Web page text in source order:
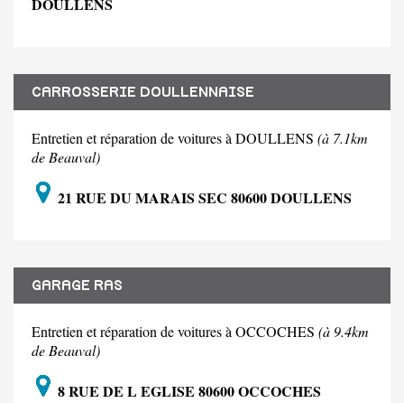
DOULLENS
CARROSSERIE DOULLENNAISE
Entretien et réparation de voitures à DOULLENS (à 7.1km
de Beauval)
21 RUE DU MARAIS SEC 80600 DOULLENS
GARAGE RAS
Entretien et réparation de voitures à OCCOCHES (à 9.4km
de Beauval)
8 RUE DE L EGLISE 80600 OCCOCHES